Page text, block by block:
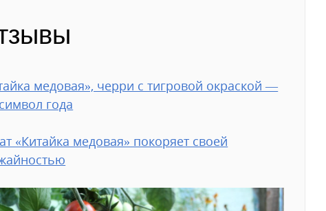
медовая», черри с тигровой окраской —
года
«‎Китайка медовая» покоряет своей